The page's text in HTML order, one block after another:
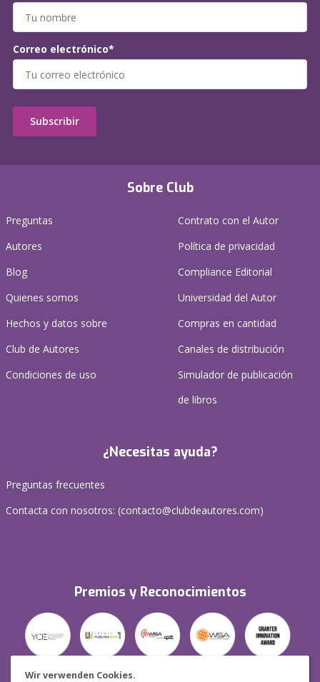
Wir verwenden Cookies.
Sobre Club
Preguntas
Autores
Blog
Quienes somos
Hechos y datos sobre
Club de Autores
Condiciones de uso
Contrato con el Autor
Política de privacidad
Compliance Editorial
Universidad del Autor
Compras en cantidad
Canales de distribución
Simulador de publicación
de libros
¿Necesitas ayuda?
Preguntas frecuentes
Contacta con nosotros: (contacto@clubdeautores.com)
Premios y Reconocimientos
Correo electrónico*
Subscribir